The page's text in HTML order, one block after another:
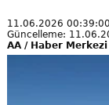
11.06.2026
Güncelleme:
AA / Haber Merkezi